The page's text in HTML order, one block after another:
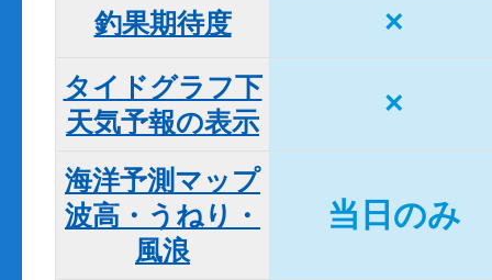
釣果期待度 ×
タイドグラフ下
天気予報の表示
×
海洋予測マップ
波高・うねり・
風浪
当日のみ